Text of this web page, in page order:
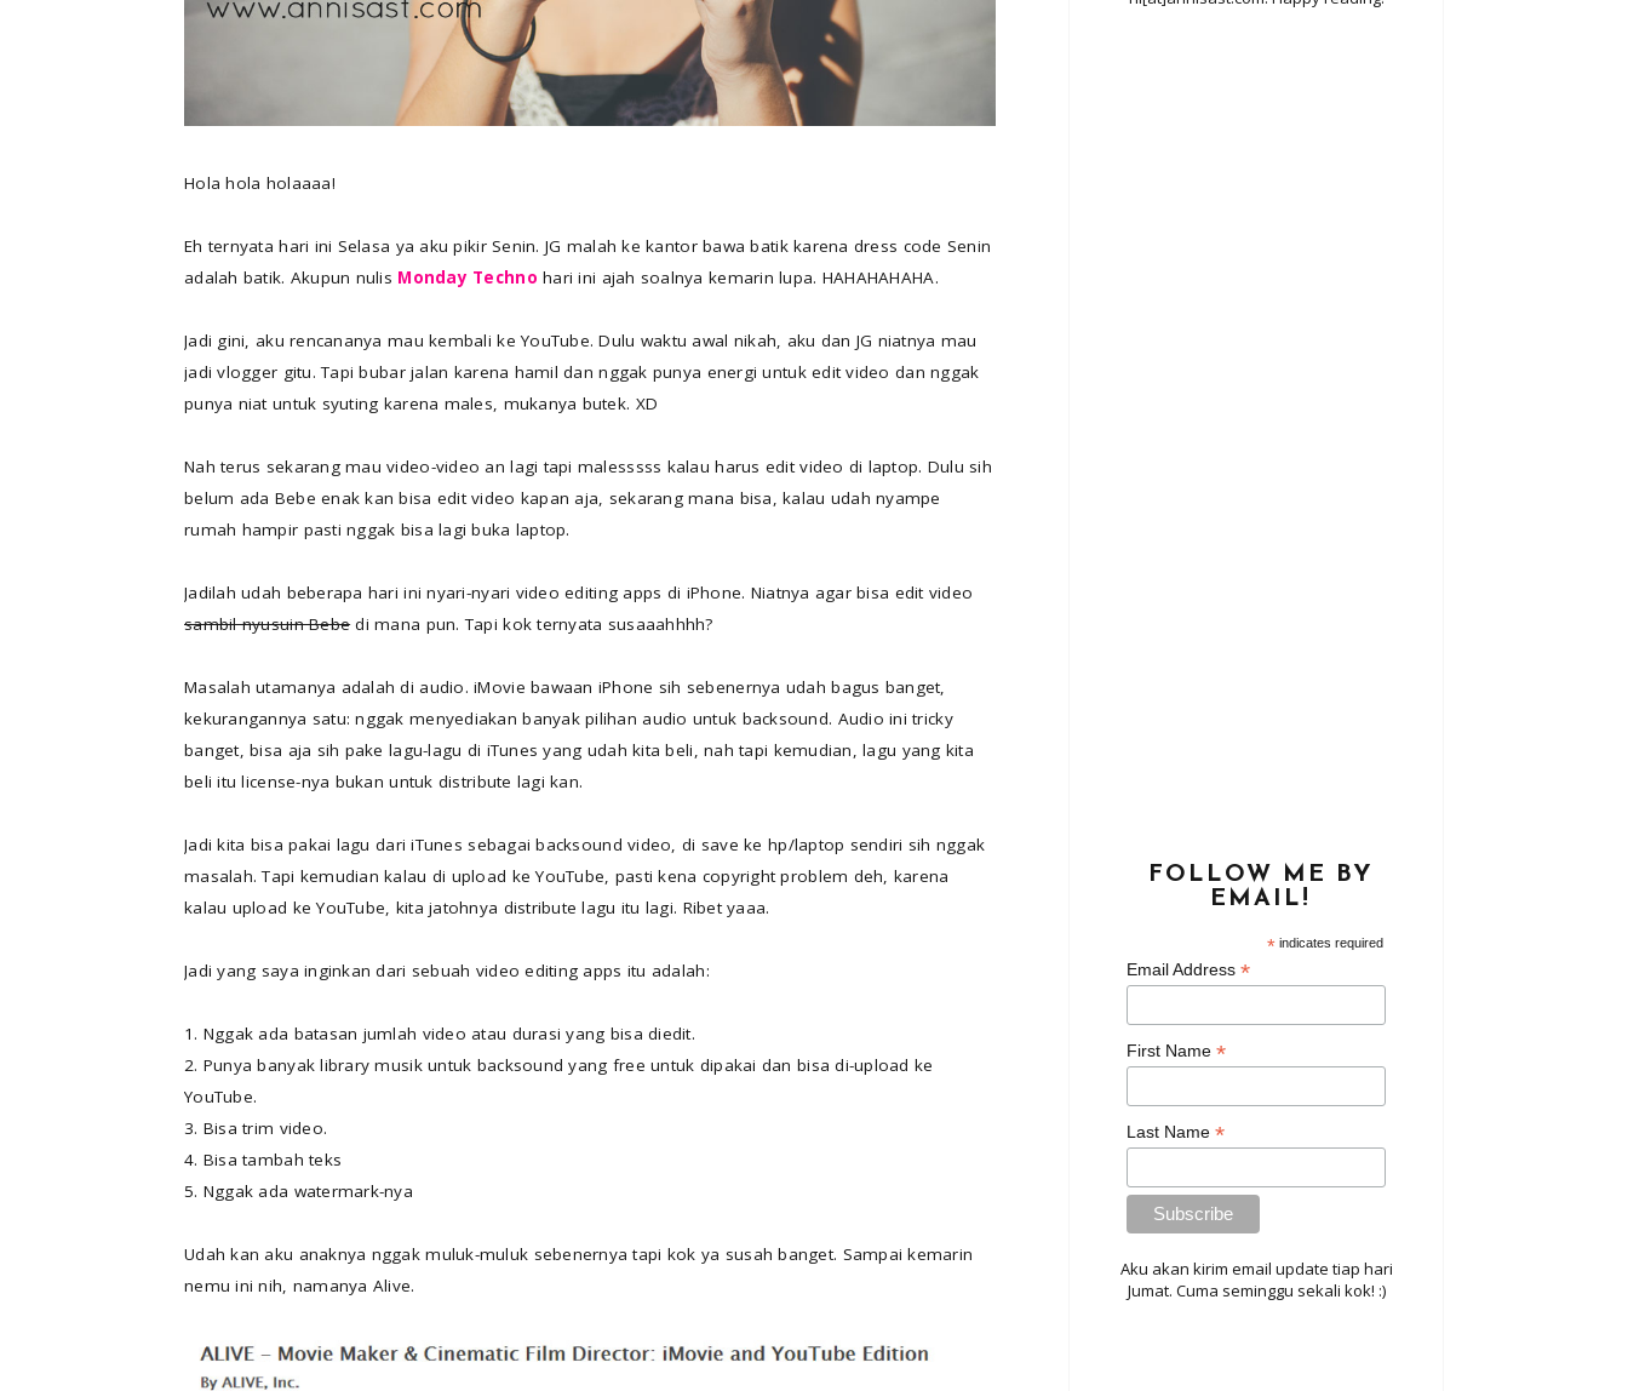
Hola hola holaaaa!
Eh ternyata hari ini Selasa ya aku pikir Senin. JG malah ke kantor bawa batik karena dress code Senin
adalah batik. Akupun nulis Monday Techno hari ini ajah soalnya kemarin lupa. HAHAHAHAHA.
Jadi gini, aku rencananya mau kembali ke YouTube. Dulu waktu awal nikah, aku dan JG niatnya mau
jadi vlogger gitu. Tapi bubar jalan karena hamil dan nggak punya energi untuk edit video dan nggak
punya niat untuk syuting karena males, mukanya butek. XD
Nah terus sekarang mau video-video an lagi tapi malesssss kalau harus edit video di laptop. Dulu sih
belum ada Bebe enak kan bisa edit video kapan aja, sekarang mana bisa, kalau udah nyampe
rumah hampir pasti nggak bisa lagi buka laptop.
Jadilah udah beberapa hari ini nyari-nyari video editing apps di iPhone. Niatnya agar bisa edit video
sambil nyusuin Bebedi mana pun. Tapi kok ternyata susaaahhhh?
Masalah utamanya adalah di audio. iMovie bawaan iPhone sih sebenernya udah bagus banget,
kekurangannya satu: nggak menyediakan banyak pilihan audio untuk backsound. Audio ini tricky
banget, bisa aja sih pake lagu-lagu di iTunes yang udah kita beli, nah tapi kemudian, lagu yang kita
beli itu license-nya bukan untuk distribute lagi kan.
Jadi kita bisa pakai lagu dari iTunes sebagai backsound video, di save ke hp/laptop sendiri sih nggak
masalah. Tapi kemudian kalau di upload ke YouTube, pasti kena copyright problem deh, karena
kalau upload ke YouTube, kita jatohnya distribute lagu itu lagi. Ribet yaaa.
Jadi yang saya inginkan dari sebuah video editing apps itu adalah:
1. Nggak ada batasan jumlah video atau durasi yang bisa diedit.
2. Punya banyak library musik untuk backsound yang free untuk dipakai dan bisa di-upload ke
YouTube.
3. Bisa trim video.
4. Bisa tambah teks
5. Nggak ada watermark-nya
Udah kan aku anaknya nggak muluk-muluk sebenernya tapi kok ya susah banget. Sampai kemarin
nemu ini nih, namanya Alive.
FOLLOW ME BY
EMAIL!
* indicates required
Email Address *
First Name *
Last Name *
Aku akan kirim email update tiap hari
Jumat. Cuma seminggu sekali kok! :)